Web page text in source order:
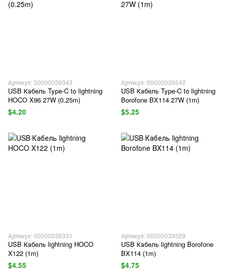
Артикул: 00000039343
USB Кабель Type-C to lightning
HOCO X96 27W (0.25m)
$4.20
Артикул: 00000039342
USB Кабель Type-C to lightning
Borofone BX114 27W (1m)
$5.25
Артикул: 00000039331
USB Кабель lightning HOCO
X122 (1m)
$4.55
Артикул: 00000039329
USB Кабель lightning Borofone
BX114 (1m)
$4.75